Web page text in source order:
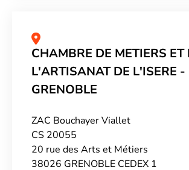
CHAMBRE DE METIERS ET
L'ARTISANAT DE L'ISERE -
GRENOBLE
ZAC Bouchayer Viallet
CS 20055
20 rue des Arts et Métiers
38026 GRENOBLE CEDEX 1